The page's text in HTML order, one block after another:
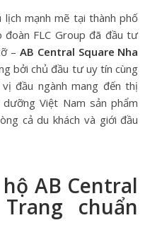
mạnh mẽ tại thành phố
đoàn FLC Group đã đầu tư
– AB Central Square Nha
bởi chủ đầu tư uy tín cùng
đầu ngành mang đến thị
Việt Nam sản phẩm
cả du khách và giới đầu
AB Central
chuẩn